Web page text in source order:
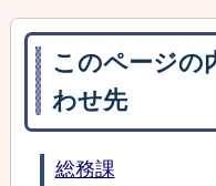
このページの
わせ先
総務課